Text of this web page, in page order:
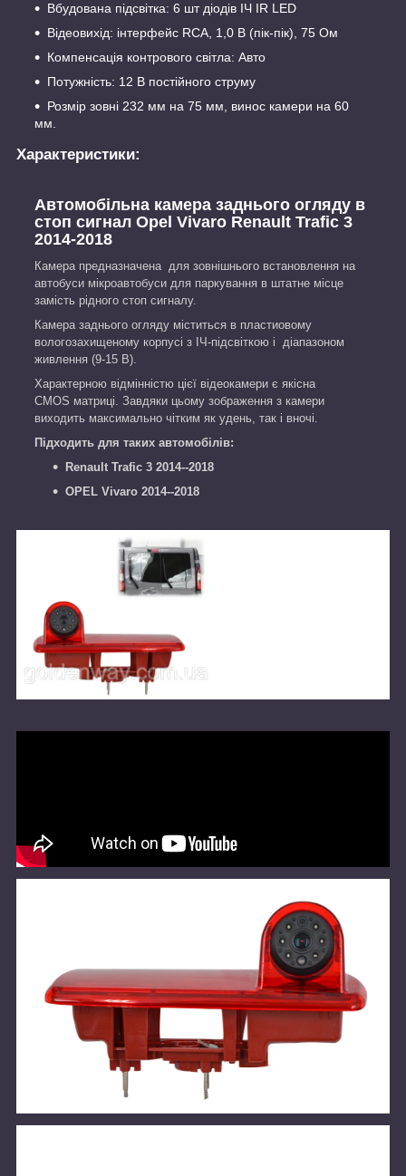
Автомобільна камера заднього огляду в
стоп сигнал Opel Vivaro Renault Trafic 3
2014-2018
Камера предназначена для зовнішнього встановлення на
автобуси мікроавтобуси для паркування в штатне місце
замість рідного стоп сигналу.
Камера заднього огляду міститься в пластиовому
вологозахищеному корпусі з ІЧ-підсвіткою і діапазоном
живлення (9-15 В).
Характерною відмінністю цієї відеокамери є якісна
CMOS матриці. Завдяки цьому зображення з камери
виходить максимально чітким як удень, так і вночі.
Підходить для таких автомобілів:
Renault Trafic 3 2014--2018
OPEL Vivaro 2014--2018
Характеристики:
Вбудована підсвітка: 6 шт діодів ІЧ IR LED
Відеовихід: інтерфейс RCA, 1,0 В (пік-пік), 75 Ом
Компенсація контрового світла: Авто
Потужність: 12 В постійного струму
Розмір зовні 232 мм на 75 мм, винос камери на 60
мм.